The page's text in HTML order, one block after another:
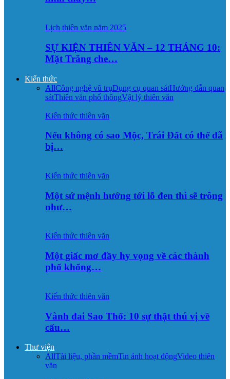
Lịch thiên văn năm 2025
SỰ KIỆN THIÊN VĂN – 12 THÁNG 10:
Mặt Trăng che…
Kiến thức
AllCông nghệ vũ trụDụng cụ quan sátHướng dẫn quan
sátThiên văn phổ thôngVật lý thiên văn
Kiến thức thiên văn
Nếu không có sao Mộc, Trái Đất có thể đã
bị…
Kiến thức thiên văn
Một sứ mệnh hướng tới lỗ đen thì sẽ trông
như…
Kiến thức thiên văn
Một giấc mơ đầy hy vọng về các thành
phố khổng…
Kiến thức thiên văn
Vành đai Sao Thổ: 10 sự thật thú vị về
cấu…
Thư viện
AllTài liệu, phần mềmTin ảnh hoạt độngVideo thiên
văn